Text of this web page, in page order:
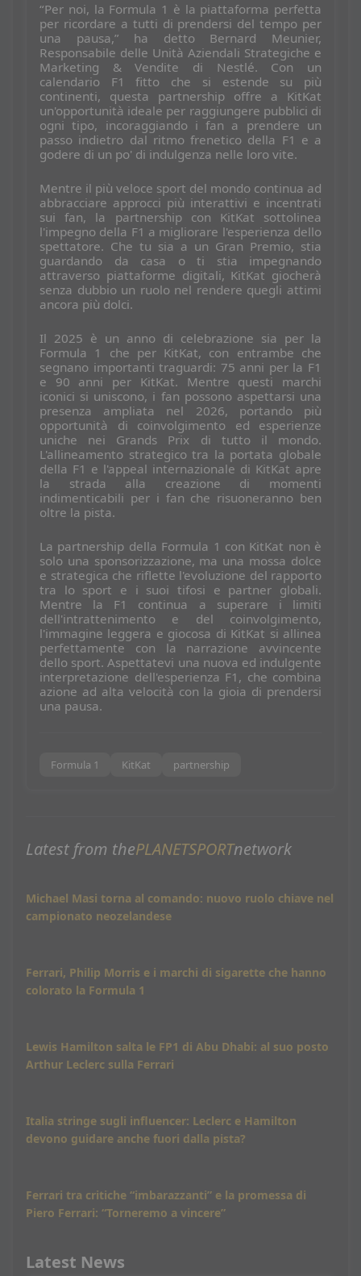
“Per noi, la Formula 1 è la piattaforma perfetta
per ricordare a tutti di prendersi del tempo per
una pausa,” ha detto Bernard Meunier,
Responsabile delle Unità Aziendali Strategiche e
Marketing & Vendite di Nestlé. Con un
calendario F1 fitto che si estende su più
continenti, questa partnership offre a KitKat
un'opportunità ideale per raggiungere pubblici di
ogni tipo, incoraggiando i fan a prendere un
passo indietro dal ritmo frenetico della F1 e a
godere di un po' di indulgenza nelle loro vite.
Mentre il più veloce sport del mondo continua ad
abbracciare approcci più interattivi e incentrati
sui fan, la partnership con KitKat sottolinea
l'impegno della F1 a migliorare l'esperienza dello
spettatore. Che tu sia a un Gran Premio, stia
guardando da casa o ti stia impegnando
attraverso piattaforme digitali, KitKat giocherà
senza dubbio un ruolo nel rendere quegli attimi
ancora più dolci.
Il 2025 è un anno di celebrazione sia per la
Formula 1 che per KitKat, con entrambe che
segnano importanti traguardi: 75 anni per la F1
e 90 anni per KitKat. Mentre questi marchi
iconici si uniscono, i fan possono aspettarsi una
presenza ampliata nel 2026, portando più
opportunità di coinvolgimento ed esperienze
uniche nei Grands Prix di tutto il mondo.
L'allineamento strategico tra la portata globale
della F1 e l'appeal internazionale di KitKat apre
la strada alla creazione di momenti
indimenticabili per i fan che risuoneranno ben
oltre la pista.
La partnership della Formula 1 con KitKat non è
solo una sponsorizzazione, ma una mossa dolce
e strategica che riflette l'evoluzione del rapporto
tra lo sport e i suoi tifosi e partner globali.
Mentre la F1 continua a superare i limiti
dell'intrattenimento e del coinvolgimento,
l'immagine leggera e giocosa di KitKat si allinea
perfettamente con la narrazione avvincente
dello sport. Aspettatevi una nuova ed indulgente
interpretazione dell'esperienza F1, che combina
azione ad alta velocità con la gioia di prendersi
una pausa.
Formula 1 KitKat partnership
Latest from thePLANETSPORTnetwork
Michael Masi torna al comando: nuovo ruolo chiave nel
campionato neozelandese
Ferrari, Philip Morris e i marchi di sigarette che hanno
colorato la Formula 1
Lewis Hamilton salta le FP1 di Abu Dhabi: al suo posto
Arthur Leclerc sulla Ferrari
Italia stringe sugli influencer: Leclerc e Hamilton
devono guidare anche fuori dalla pista?
Ferrari tra critiche “imbarazzanti” e la promessa di
Piero Ferrari: “Torneremo a vincere”
Latest News